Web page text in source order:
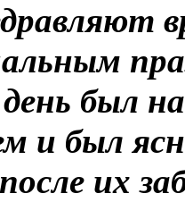
был
и был
их